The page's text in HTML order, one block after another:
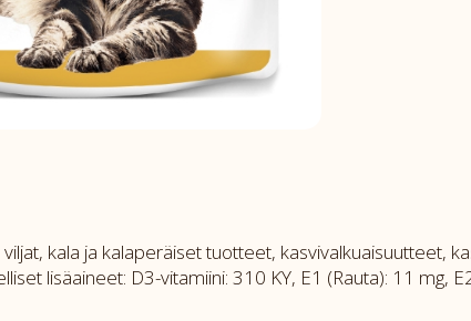
kala ja kalaperäiset tuotteet, kasvivalkuaisuutteet,
lisäaineet: D3-vitamiini: 310 KY, E1 (Rauta): 11 mg,